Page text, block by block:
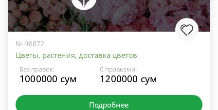
№ 98872
Цветы, растения, доставка цветов
Без правок:
1000000 сум
С правками:
1200000 сум
Подробнее